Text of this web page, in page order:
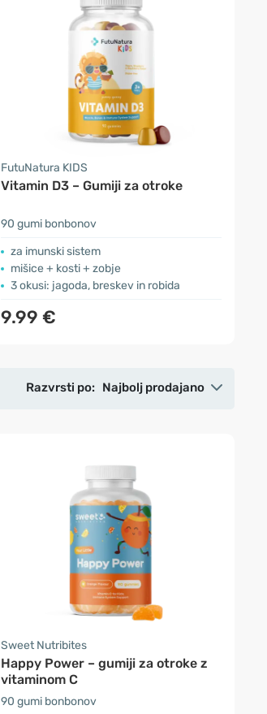
FutuNatura KIDS
Vitamin D3 – Gumiji za otroke
90 gumi bonbonov
za imunski sistem
mišice + kosti + zobje
3 okusi: jagoda, breskev in robida
9.99 €
Razvrsti po: Najbolj prodajano
Sweet Nutribites
Happy Power – gumiji za otroke z
vitaminom C
90 gumi bonbonov